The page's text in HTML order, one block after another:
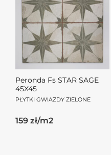
Peronda Fs STAR SAGE
45X45
PŁYTKI GWIAZDY ZIELONE
159 zł/m2